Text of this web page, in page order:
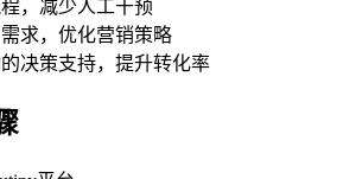
，减少人工干预
求，优化营销策略
决策支持，提升转化率